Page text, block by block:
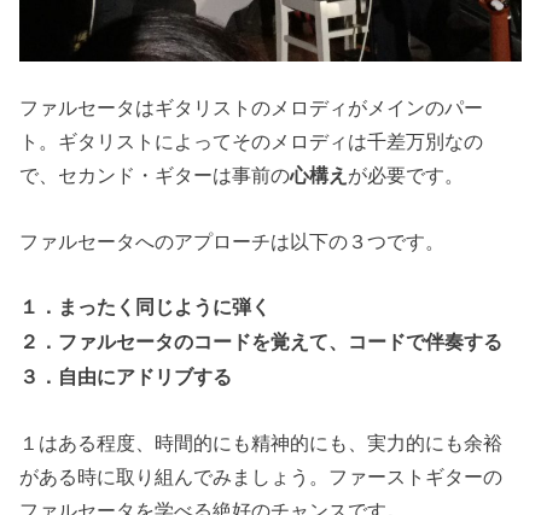
ファルセータはギタリストのメロディがメインのパー
ト。ギタリストによってそのメロディは千差万別なの
で、セカンド・ギターは事前の心構え が必要です。
ファルセータへのアプローチは以下の３つです。
１．まったく同じように弾く
２．ファルセータのコードを覚えて、コードで伴奏する
３．自由にアドリブする
１はある程度、時間的にも精神的にも、実力的にも余裕
がある時に取り組んでみましょう。ファーストギターの